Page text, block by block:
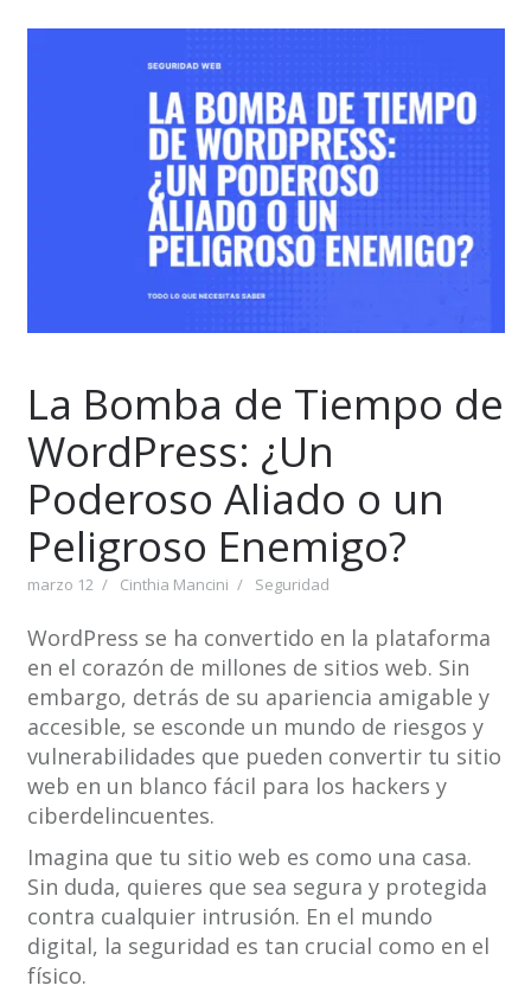
La Bomba de Tiempo de
WordPress: ¿Un
Poderoso Aliado o un
Peligroso Enemigo?
marzo 12 Cinthia Mancini Seguridad
WordPress se ha convertido en la plataforma
en el corazón de millones de sitios web. Sin
embargo, detrás de su apariencia amigable y
accesible, se esconde un mundo de riesgos y
vulnerabilidades que pueden convertir tu sitio
web en un blanco fácil para los hackers y
ciberdelincuentes.
Imagina que tu sitio web es como una casa.
Sin duda, quieres que sea segura y protegida
contra cualquier intrusión. En el mundo
digital, la seguridad es tan crucial como en el
físico.